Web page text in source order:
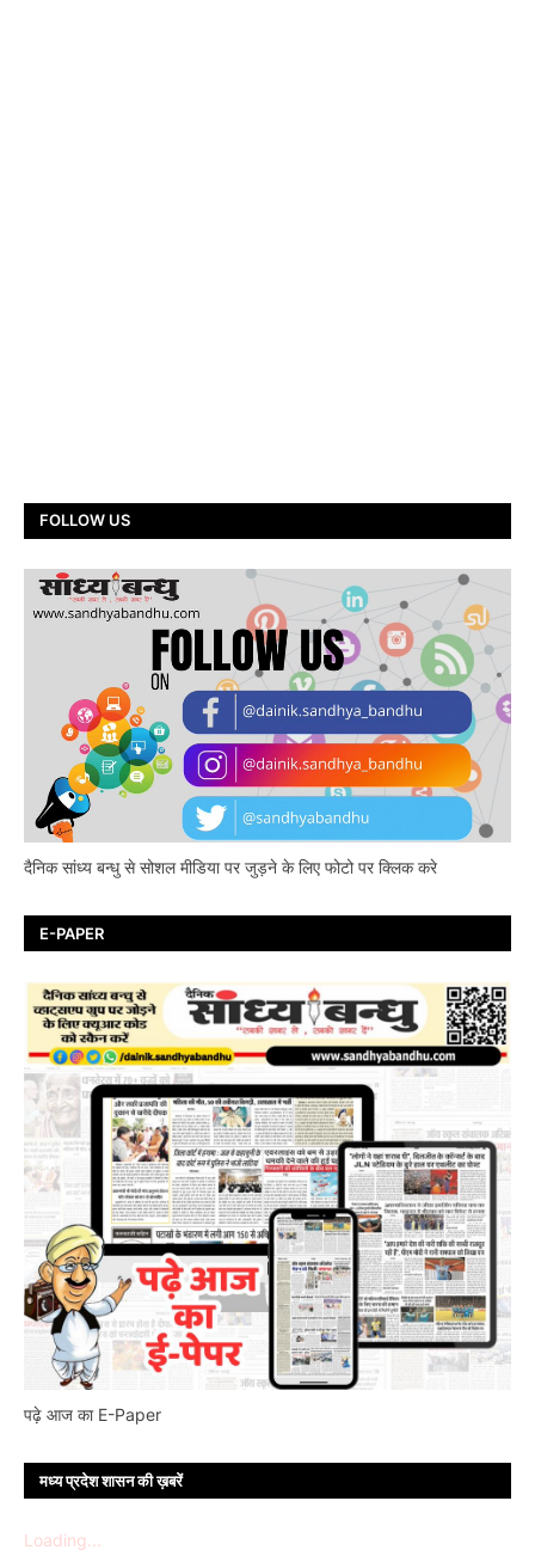
FOLLOW US
दैनिक सांध्य बन्धु से सोशल मीडिया पर जुड़ने के लिए फोटो पर क्लिक करे
E-PAPER
पढ़े आज का E-Paper
मध्य प्रदेश शासन की ख़बरें
Loading...